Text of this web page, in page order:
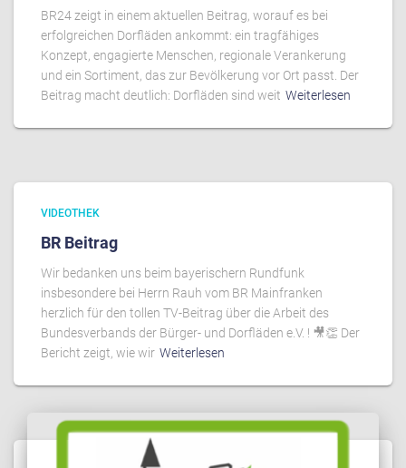
BR24 zeigt in einem aktuellen Beitrag, worauf es bei
erfolgreichen Dorfläden ankommt: ein tragfähiges
Konzept, engagierte Menschen, regionale Verankerung
und ein Sortiment, das zur Bevölkerung vor Ort passt. Der
Beitrag macht deutlich: Dorfläden sind weit Weiterlesen
VIDEOTHEK
BR Beitrag
Wir bedanken uns beim bayerischern Rundfunk
insbesondere bei Herrn Rauh vom BR Mainfranken
herzlich für den tollen TV-Beitrag über die Arbeit des
Bundesverbands der Bürger- und Dorfläden e.V. ! 🎥👏 Der
Bericht zeigt, wie wir Weiterlesen